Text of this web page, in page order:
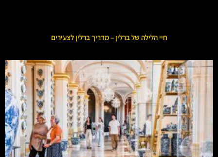
חיי הלילה של ברלין – מדריך ברלין לצעירים